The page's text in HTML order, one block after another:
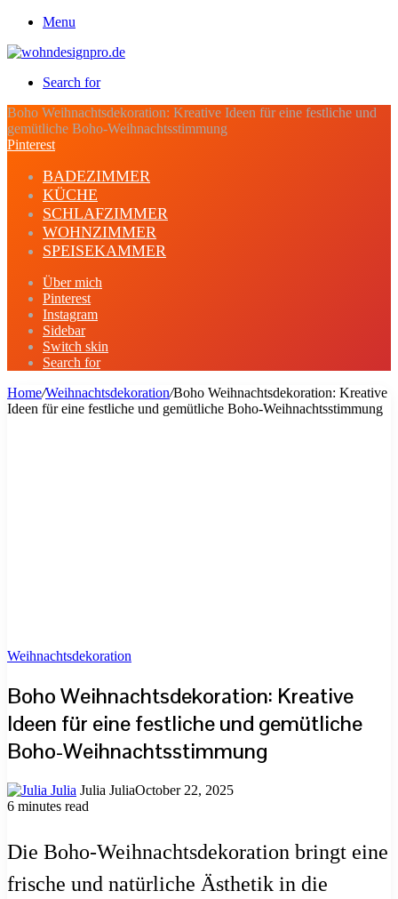
Menu
Search for
Boho Weihnachtsdekoration: Kreative Ideen für eine festliche und
gemütliche Boho-Weihnachtsstimmung
Pinterest
BADEZIMMER
KÜCHE
SCHLAFZIMMER
WOHNZIMMER
SPEISEKAMMER
Über mich
Pinterest
Instagram
Sidebar
Switch skin
Search for
Home/Weihnachtsdekoration/Boho Weihnachtsdekoration: Kreative
Ideen für eine festliche und gemütliche Boho-Weihnachtsstimmung
Weihnachtsdekoration
Boho Weihnachtsdekoration: Kreative
Ideen für eine festliche und gemütliche
Boho-Weihnachtsstimmung
Julia JuliaOctober 22, 2025
6 minutes read
Die Boho-Weihnachtsdekoration bringt eine
frische und natürliche Ästhetik in die